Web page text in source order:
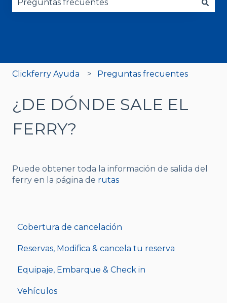
Clickferry Ayuda Preguntas frecuentes
¿DE DÓNDE SALE EL
FERRY?
Puede obtener toda la información de salida del
ferry en la página de rutas
Cobertura de cancelación
Reservas, Modifica & cancela tu reserva
Equipaje, Embarque & Check in
Vehículos